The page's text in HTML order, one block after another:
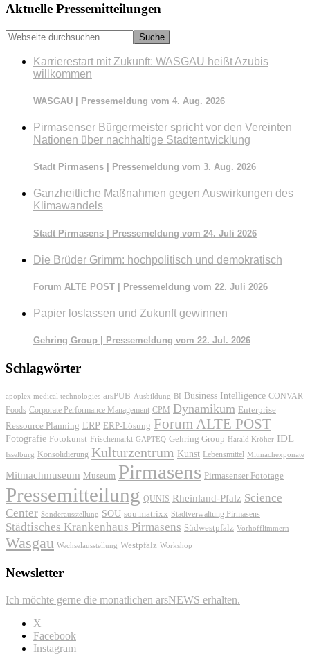
Seitenspalte
Aktuelle Pressemitteilungen
Webseite
durchsuchen
Karrierestart mit Zukunft: WASGAU heißt Azubis
willkommen
WASGAU | Pressemeldung vom 4. Aug. 2026
Pirmasenser Bürgermeister spricht vor den Vereinten
Nationen über nachhaltige Stadtentwicklung
Stadt Pirmasens | Pressemeldung vom 3. Aug. 2026
Ganzheitliche Maßnahmen gegen Auswirkungen des
Klimawandels
Stadt Pirmasens | Pressemeldung vom 24. Juli 2026
Die Brüder Grimm: hochpolitisch und demokratisch
Forum ALTE POST | Pressemeldung vom 22. Juli 2026
Papier loslassen und Zukunft gewinnen
Gehring Group | Pressemeldung vom 22. Jul. 2026
Schlagwörter
apoplex medical technologies arsPUB Ausbildung BI Business Intelligence CONVAR
Foods Corporate Performance Management CPM Dynamikum Enterprise
Ressource Planning ERP ERP-Lösung Forum ALTE POST
Fotografie Fotokunst Frischemarkt GAPTEQ Gehring Group Harald Kröher IDL
Isselburg Konsolidierung Kulturzentrum Kunst Lebensmittel Mitmachexponate
Mitmachmuseum Museum Pirmasens Pirmasenser Fototage
Pressemitteilung QUNIS Rheinland-Pfalz Science
Center Sonderausstellung SOU sou.matrixx Stadtverwaltung Pirmasens
Städtisches Krankenhaus Pirmasens Südwestpfalz Vorhofflimmern
Wasgau Wechselausstellung Westpfalz Workshop
Newsletter
Ich möchte gerne die monatlichen arsNEWS erhalten.
X
Facebook
Instagram